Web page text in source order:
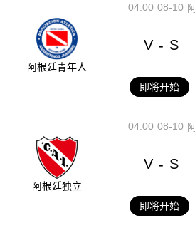
08-10
04:00
阿根廷青年人
V - S
即将开始
08-10
04:00
阿根廷独立
V - S
即将开始